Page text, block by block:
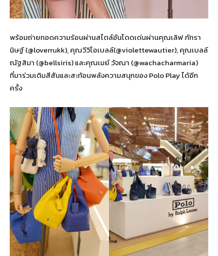
พร้อมถ่ายทอดความร้อนผ่านสไตล์อันโดดเด่นผ่านคุณเลิฟ ภัทรา
นิษฐ์ (@loverrukk), คุณวีวิโอเบลล์(@violettewautier), คุณเบลล์
ณัฐสิมา (@bellsiris) และคุณเมย์ วัจณา (@wachacharmaria)
ที่มาร่วมเติมสีสันและสะท้อนพลังความสนุกของ Polo Play ได้อีก
ครั้ง